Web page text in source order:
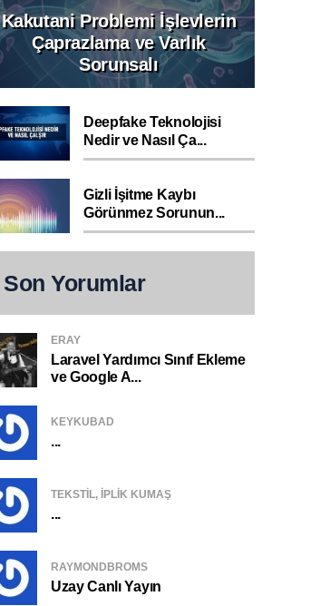
Kakutani Problemi İşlevlerin
Çaprazlama ve Varlık
Sorunsalı
Deepfake Teknolojisi
Nedir ve Nasıl Ça...
Gizli İşitme Kaybı
Görünmez Sorunun...
Son Yorumlar
ERAY
Laravel Yardımcı Sınıf Ekleme
ve Google A...
KEYKUBAD
...
TEKSTIL, IPLIK KUMAŞ
...
RAYMONDBROMS
Uzay Canlı Yayın